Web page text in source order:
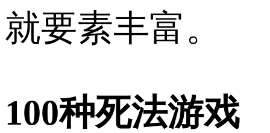
就要素丰富。
100种死法游戏